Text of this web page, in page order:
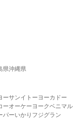
県沖縄県
ーサンイトーヨーカドー
ーオーケー ヨークベニマル
パーいかり フジグラン